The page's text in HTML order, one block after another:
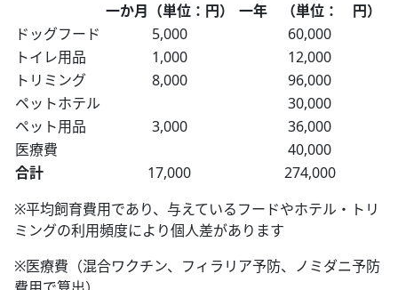
一か月（単位：円）
一年 （単位： 円）
ドッグフード
5,000
60,000
トイレ用品
1,000
12,000
トリミング
8,000
96,000
ペットホテル
30,000
ペット用品
3,000
36,000
医療費
40,000
合計
17,000
274,000
※平均飼育費用であり、与えているフードやホテル・トリ
ミングの利用頻度により個人差があります
※医療費（混合ワクチン、フィラリア予防、ノミダニ予防